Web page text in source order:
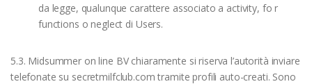
da legge, qualunque carattere associato a activity, fo r
functions o neglect di Users.
5.3. Midsummer on line BV chiaramente si riserva l’autorità inviare
telefonate su secretmilfclub.com tramite profili auto-creati. Sono